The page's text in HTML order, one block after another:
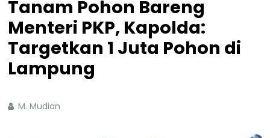
Tanam Pohon Bareng
Menteri PKP, Kapolda:
Targetkan 1 Juta Pohon di
Lampung
M. Mudian